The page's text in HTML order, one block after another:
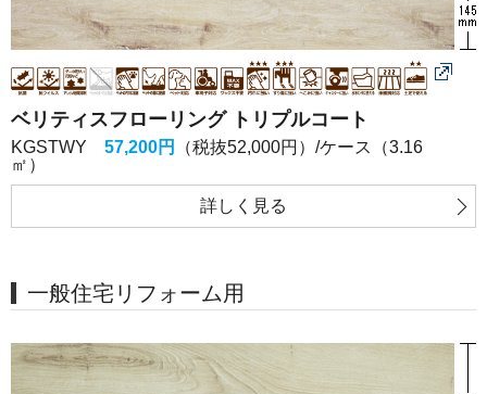
ベリティスフローリング トリプルコート
KGSTWY 57,200円
（税抜52,000円）/ケース（3.16
㎡）
詳しく 見る
一般住宅リフォーム用